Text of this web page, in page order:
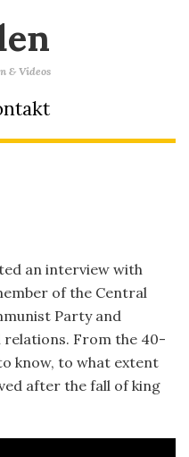
& Videos
an interview with
of the Central
Party and
From the 40-
know, to what extent
after the fall of king